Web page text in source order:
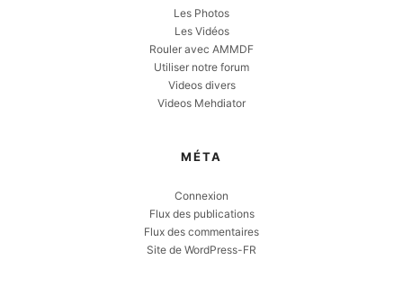
Les Photos
Les Vidéos
Rouler avec AMMDF
Utiliser notre forum
Videos divers
Videos Mehdiator
MÉTA
Connexion
Flux des publications
Flux des commentaires
Site de WordPress-FR